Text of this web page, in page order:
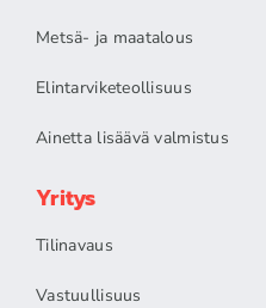
Metsä- ja maatalous
Elintarviketeollisuus
Ainetta lisäävä valmistus
Yritys
Tilinavaus
Vastuullisuus